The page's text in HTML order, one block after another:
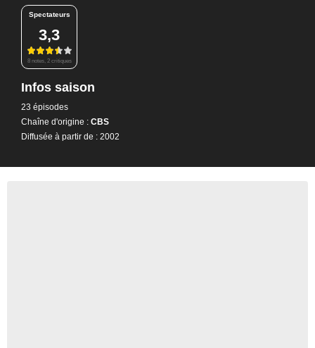
Spectateurs
3,3
8 notes, 2 critiques
Infos saison
23 épisodes
Chaîne d'origine : CBS
Diffusée à partir de : 2002